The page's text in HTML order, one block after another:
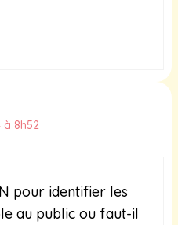
à 8h52
pour identifier les
au public ou faut-il